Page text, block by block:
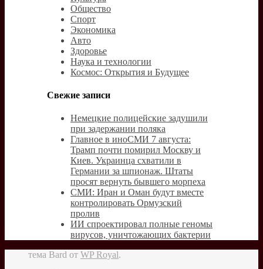
Общество
Спорт
Экономика
Авто
Здоровье
Наука и технологии
Космос: Открытия и Будущее
Свежие записи
Немецкие полицейские задушили
при задержании поляка
Главное в иноСМИ 7 августа:
Трамп почти помирил Москву и
Киев. Украинца схватили в
Германии за шпионаж. Штаты
просят вернуть бывшего морпеха
СМИ: Иран и Оман будут вместе
контролировать Ормузский
пролив
ИИ спроектировал полные геномы
вирусов, уничтожающих бактерии
тема Bard от WP Royal.